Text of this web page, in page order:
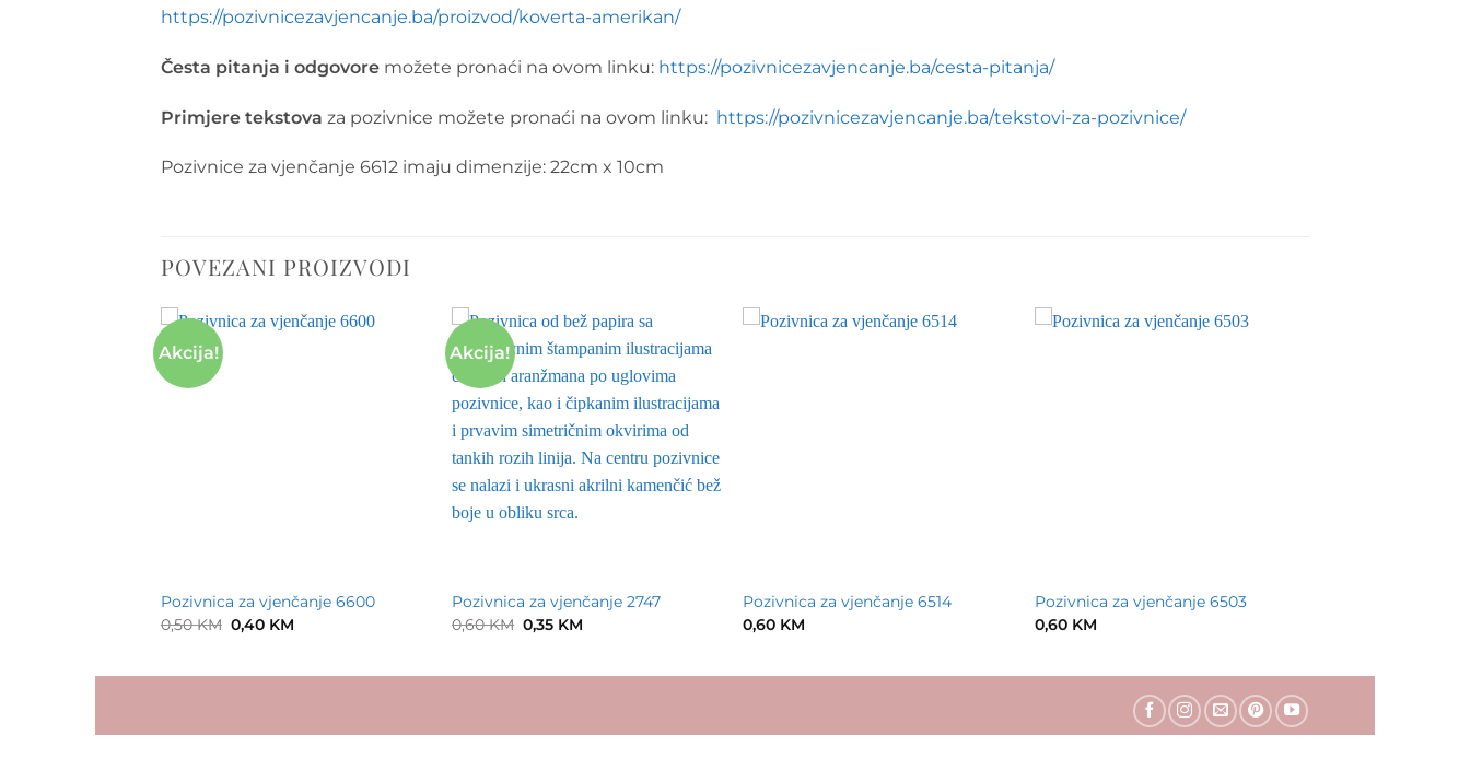
https://pozivnicezavjencanje.ba/proizvod/koverta-amerikan/
Česta pitanja i odgovore možete pronaći na ovom linku: https://pozivnicezavjencanje.ba/cesta-pitanja/
Primjere tekstova za pozivnice možete pronaći na ovom linku: https://pozivnicezavjencanje.ba/tekstovi-za-pozivnice/
Pozivnice za vjenčanje 6612 imaju dimenzije: 22cm x 10cm
POVEZANI PROIZVODI
Akcija!
Pozivnica za vjenčanje 6600
0,50KM Original
price
0,40 KM
Akcija!
Pozivnica za vjenčanje 2747
0,60KM Original
price
0,35 KM
Pozivnica za vjenčanje 6514
0,60 KM
Pozivnica za vjenčanje 6503
0,60 KM